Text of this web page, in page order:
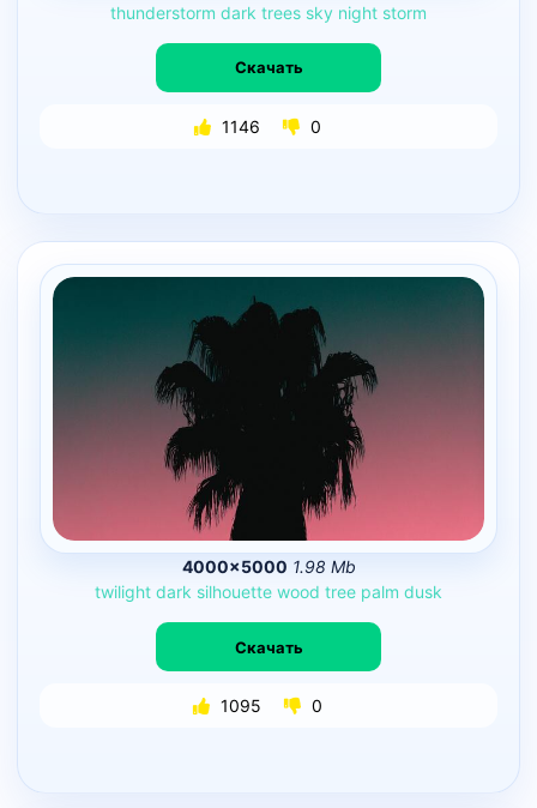
thunderstorm dark trees sky night storm
Скачать
1146 0
4000×5000 1.98 Mb
twilight dark silhouette wood tree palm dusk
Скачать
1095 0